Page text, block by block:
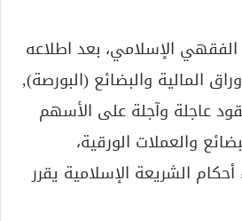
الإسلامي، بعد اطلاعه
المالية والبضائع (البورصة),
عاجلة وآجلة على الأسهم
والعملات الورقية،
الشريعة الإسلامية يقرر